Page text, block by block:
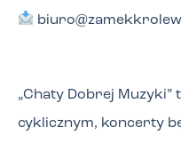
„Chaty Dobrej
cyklicznym, koncerty